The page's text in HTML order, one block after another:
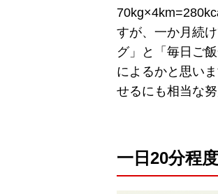
すが、一か月続
グ」と「毎日ご
によるかと思い
せるにも相当な
一日20分程